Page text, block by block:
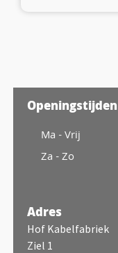
Openingstijden
Ma - Vrij
Za - Zo
Adres
Hof Kabelfabriek
Ziel 1